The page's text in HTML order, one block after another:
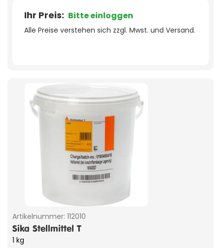
Ihr Preis: Bitte einloggen
Alle Preise verstehen sich zzgl. Mwst. und Versand.
Artikelnummer: 112010
Sika Stellmittel T
1 kg